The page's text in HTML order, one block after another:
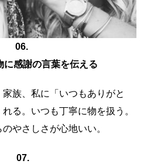
06.
に感謝の言葉を伝える
族、私に「いつもありがと
る。いつも丁寧に物を扱う。
やさしさが心地いい。
07.